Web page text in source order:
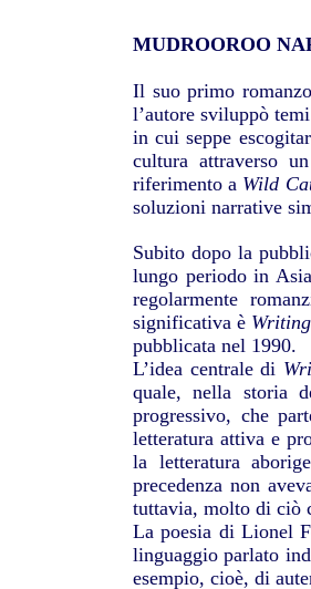
MUDROOROO
Il suo primo
l’autore sviluppò
in cui seppe
cultura attraverso
riferimento a Wild
soluzioni narrative
Subito dopo la
lungo periodo in
regolarmente
significativa è
pubblicata nel 1990.
L’idea centrale di
quale, nella storia
progressivo, che
letteratura attiva e
la letteratura
precedenza non
tuttavia, molto di ciò
La poesia di Lionel
linguaggio parlato
esempio, cioè, di